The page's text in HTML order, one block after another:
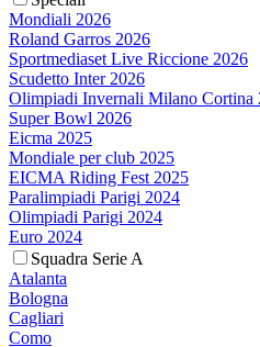
Mondiali 2026
Roland Garros 2026
Sportmediaset Live Riccione 2026
Scudetto Inter 2026
Olimpiadi Invernali Milano Cortina
Super Bowl 2026
Eicma 2025
Mondiale per club 2025
EICMA Riding Fest 2025
Paralimpiadi Parigi 2024
Olimpiadi Parigi 2024
Euro 2024
Squadra Serie A
Atalanta
Bologna
Cagliari
Como